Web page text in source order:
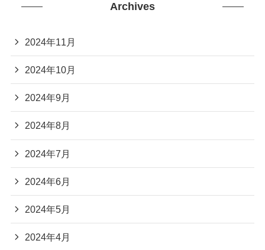
Archives
2024年11月
2024年10月
2024年9月
2024年8月
2024年7月
2024年6月
2024年5月
2024年4月